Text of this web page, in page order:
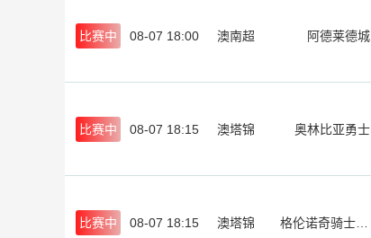
比赛中 08-07 18:00 澳南超 阿德莱德城
比赛中 08-07 18:15 澳塔锦 奥林比亚勇士
比赛中 08-07 18:15 澳塔锦